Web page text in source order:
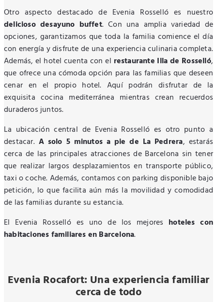
Otro aspecto destacado de Evenia Rosselló es nuestro
delicioso desayuno buffet. Con una amplia variedad de
opciones, garantizamos que toda la familia comience el día
con energía y disfrute de una experiencia culinaria completa.
Además, el hotel cuenta con el restaurante Illa de Rosselló,
que ofrece una cómoda opción para las familias que deseen
cenar en el propio hotel. Aquí podrán disfrutar de la
exquisita cocina mediterránea mientras crean recuerdos
duraderos juntos.
La ubicación central de Evenia Rosselló es otro punto a
destacar. A solo 5 minutos a pie de La Pedrera, estarás
cerca de las principales atracciones de Barcelona sin tener
que realizar largos desplazamientos en transporte público,
taxi o coche. Además, contamos con parking disponible bajo
petición, lo que facilita aún más la movilidad y comodidad
de las familias durante su estancia.
El Evenia Rosselló es uno de los mejores hoteles con
habitaciones familiares en Barcelona.
Evenia Rocafort: Una experiencia familiar
cerca de todo